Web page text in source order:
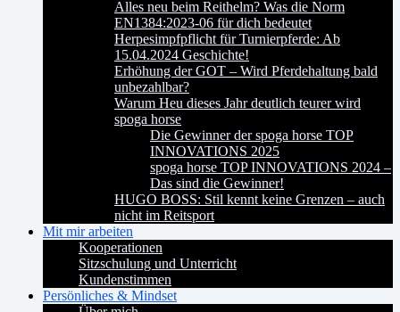
Alles neu beim Reithelm? Was die Norm
EN1384:2023-06 für dich bedeutet
Herpesimpfpflicht für Turnierpferde: Ab
15.04.2024 Geschichte!
Erhöhung der GOT – Wird Pferdehaltung bald
unbezahlbar?
Warum Heu dieses Jahr deutlich teurer wird
spoga horse
Die Gewinner der spoga horse TOP
INNOVATIONS 2025
spoga horse TOP INNOVATIONS 2024 –
Das sind die Gewinner!
HUGO BOSS: Stil kennt keine Grenzen – auch
nicht im Reitsport
Mit mir arbeiten
Kooperationen
Sitzschulung und Unterricht
Kundenstimmen
Persönliches & Mindset